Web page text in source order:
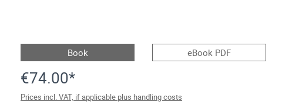
Book eBook PDF
€74.00*
Prices incl. VAT, if applicable plus handling costs